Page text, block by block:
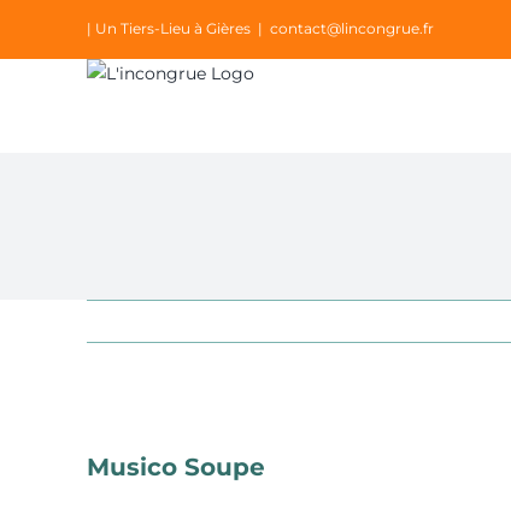
| Un Tiers-Lieu à Gières | contact@lincongrue.fr
l'image
Musico Soupe